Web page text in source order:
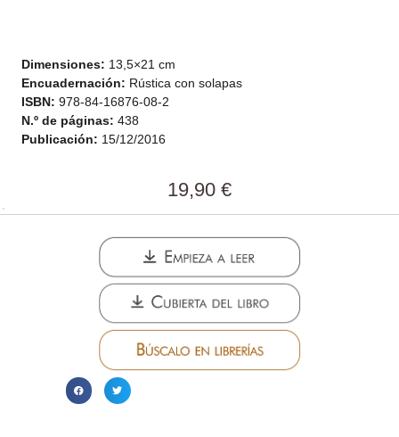
Dimensiones: 13,5×21 cm
Encuadernación: Rústica con solapas
ISBN: 978-84-16876-08-2
N.º de páginas: 438
Publicación: 15/12/2016
19,90 €